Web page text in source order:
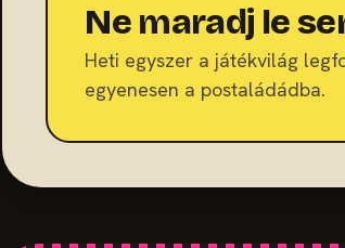
Ne maradj le
Heti egyszer a játékvilág
egyenesen a postaládádba.